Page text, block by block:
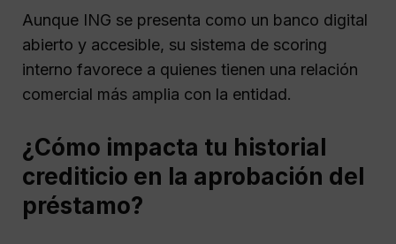
Aunque ING se presenta como un banco digital
abierto y accesible, su sistema de scoring
interno favorece a quienes tienen una relación
comercial más amplia con la entidad.
¿Cómo impacta tu historial
crediticio en la aprobación del
préstamo?